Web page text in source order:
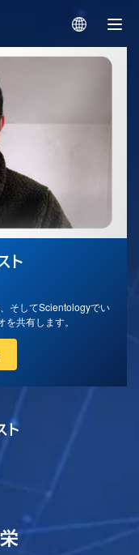
そしてScientologyでい
共有します。